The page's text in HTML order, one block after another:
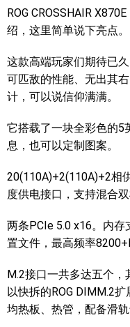
ROG CROSSHAIR
绍，这里简单说下亮点。
这款高端玩家们期待已
可匹敌的性能、无出其
计，可以说信仰满满。
它搭载了一块全彩色的5
息，也可以定制图案。
20(110A)+2(110A)+2相
度供电接口，支持混合
两条PCIe 5.0 x16。内
置文件，最高频率
M.2接口一共多达五个，
以快拆的ROG DIMM.2
均热板、热管，配备滑轨